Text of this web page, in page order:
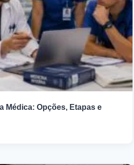
Médica: Opções, Etapas e